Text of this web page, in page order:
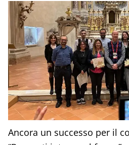
Ancora un successo per il